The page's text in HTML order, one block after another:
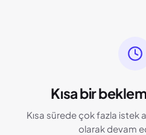
Kısa bir
Kısa sürede çok fazla istek
olarak devam